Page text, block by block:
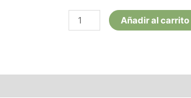
Soluciones
Clínicas
Añadir al carrito